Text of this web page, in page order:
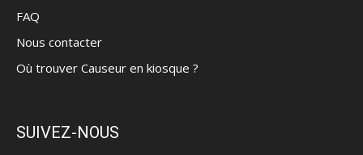
FAQ
Nous contacter
Où trouver Causeur en kiosque ?
SUIVEZ-NOUS